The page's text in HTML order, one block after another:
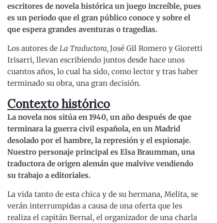
escritores de novela histórica un juego increíble, pues
es un periodo que el gran público conoce y sobre el
que espera grandes aventuras o tragedias.
Los autores de La Traductora,José Gil Romero y Gioretti
Irisarri, llevan escribiendo juntos desde hace unos
cuantos años, lo cual ha sido, como lector y tras haber
terminado su obra, una gran decisión.
Contexto histórico
La novela nos sitúa en 1940, un año después de que
terminara la guerra civil española, en un Madrid
desolado por el hambre, la represión y el espionaje.
Nuestro personaje principal es Elsa Braumman, una
traductora de origen alemán que malvive vendiendo
su trabajo a editoriales.
La vida tanto de esta chica y de su hermana, Melita, se
verán interrumpidas a causa de una oferta que les
realiza el capitán Bernal, el organizador de una charla